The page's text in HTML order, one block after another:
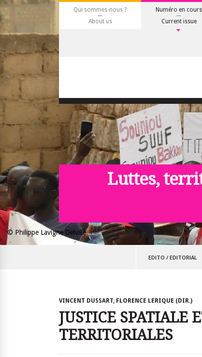
© Philippe Lavigne Delville
Qui sommes-nous ?
About us
Numéro en cours
Current issue
Luttes,
EDITO / EDITORIAL
VINCENT DUSSART, FLORENCE LERIQUE (DIR.)
JUSTICE SPATIALE
TERRITORIALES